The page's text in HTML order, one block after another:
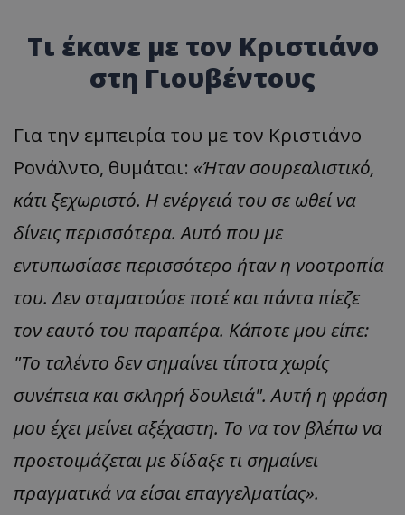
Τι έκανε με τον Κριστιάνο
στη Γιουβέντους
Για την εμπειρία του με τον Κριστιάνο
Ρονάλντο, θυμάται: «Ήταν σουρεαλιστικό,
κάτι ξεχωριστό. Η ενέργειά του σε ωθεί να
δίνεις περισσότερα. Αυτό που με
εντυπωσίασε περισσότερο ήταν η νοοτροπία
του. Δεν σταματούσε ποτέ και πάντα πίεζε
τον εαυτό του παραπέρα. Κάποτε μου είπε:
"Το ταλέντο δεν σημαίνει τίποτα χωρίς
συνέπεια και σκληρή δουλειά". Αυτή η φράση
μου έχει μείνει αξέχαστη. Το να τον βλέπω να
προετοιμάζεται με δίδαξε τι σημαίνει
πραγματικά να είσαι επαγγελματίας».